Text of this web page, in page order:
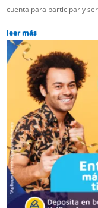
cuenta para participar y
leer más